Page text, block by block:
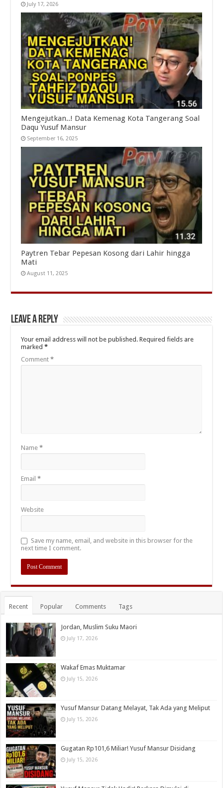
July 17, 2026
Mengejutkan..! Data Kemenag Kota Tangerang Soal
Daqu Yusuf Mansur
September 16, 2025
Paytren Tebar Pepesan Kosong dari Lahir hingga
Mati
August 11, 2025
Leave a Reply
Your email address will not be published. Required fields are
marked*
Comment*
Name*
Email*
Website
Save my name, email, and website in this browser for the
next time I comment.
Recent Popular Comments Tags
Jordan, Muslim Suku Maori
July 17, 2026
Wakaf Emas Muktamar
July 15, 2026
Yusuf Mansur Datang Melayat, Tak Ada yang Meliput
July 15, 2026
Gugatan Rp101,6 Miliar! Yusuf Mansur Disidang
July 15, 2026